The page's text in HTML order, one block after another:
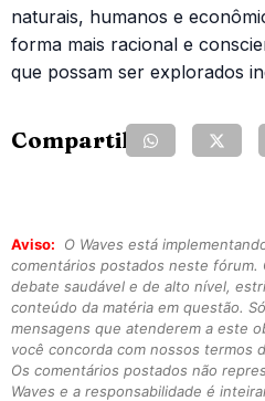
naturais, humanos e
forma mais racional e
que possam ser explorados
Compartilhe:
Aviso:
O Waves está
comentários postados neste fórum.
debate saudável e de alto nível,
conteúdo da matéria em questão.
mensagens que atenderem a este
você concorda com nossos termos
Os comentários postados não
Waves e a responsabilidade é